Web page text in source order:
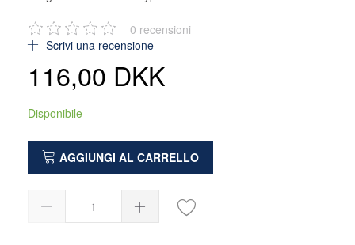
0 recensioni
Scrivi una recensione
116,00 DKK
Disponibile
AGGIUNGI AL CARRELLO